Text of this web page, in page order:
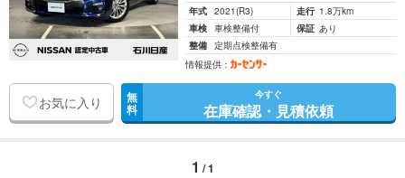
年式 2021(R3) 走行 1.8万km
車検 車検整備付 保証 あり
整備 定期点検整備有
情報提供：
お気に入り 無
料
今すぐ
在庫確認・見積依頼
1 / 1